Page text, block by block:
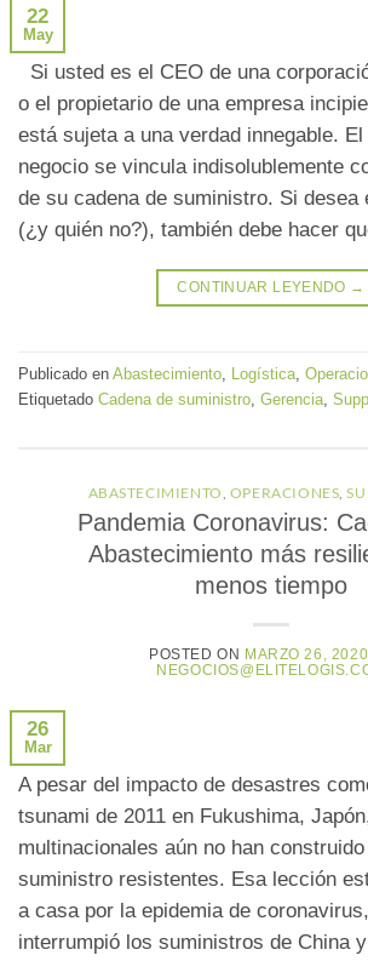
22
May
Si usted es el CEO de una
o el propietario de una empresa
está sujeta a una verdad innegable.
negocio se vincula indisolublemente
de su cadena de suministro. Si desea
(¿y quién no?), también debe hacer
CONTINUAR LEYENDO →
Publicado en Abastecimiento, Logística,
Etiquetado Cadena de suministro, Gerencia,
ABASTECIMIENTO OPERACIONES ,
Pandemia Coronavirus:
Abastecimiento más
menos tiempo
POSTED ON MARZO 26, 2020
26
Mar
A pesar del impacto de desastres
tsunami de 2011 en Fukushima,
multinacionales aún no han
suministro resistentes. Esa lección
a casa por la epidemia de
interrumpió los suministros de China